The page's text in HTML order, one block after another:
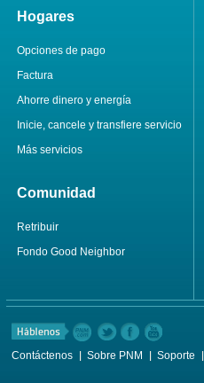
Hogares
Opciones de pago
Factura
Ahorre dinero y energía
Inicie, cancele y transfiere servicio
Más servicios
Comunidad
Retribuir
Fondo Good Neighbor
Contáctenos Sobre PNM Soporte